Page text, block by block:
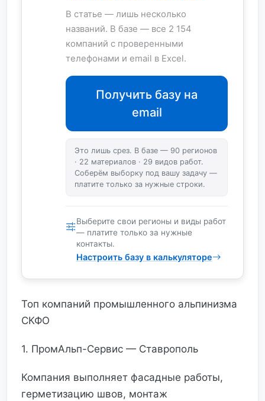
В статье — лишь несколько
названий. В базе — все 2 154
компаний с проверенными
телефонами и email в Excel.
Получить базу на
email
Это лишь срез. В базе — 90 регионов
· 22 материалов · 29 видов работ.
Соберём выборку под вашу задачу —
платите только за нужные строки.
Выберите свои регионы и виды работ
— платите только за нужные
контакты.
Настроить базу в калькуляторе
Топ компаний промышленного альпинизма
СКФО
1. ПромАльп-Сервис — Ставрополь
Компания выполняет фасадные работы,
герметизацию швов, монтаж